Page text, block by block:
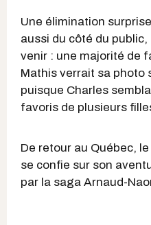
Une élimination
aussi du côté du public,
venir : une majorité de
Mathis verrait sa photo
puisque Charles
favoris de plusieurs
De retour au Québec,
se confie sur son
par la saga Arnaud-